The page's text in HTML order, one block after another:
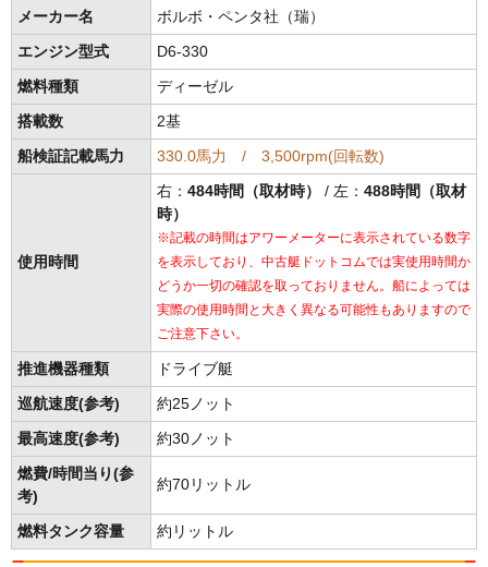
メーカー名 ボルボ・ペンタ社（瑞）
エンジン型式 D6-330
燃料種類 ディーゼル
搭載数 2基
船検証記載馬力 330.0馬力 / 3,500rpm(回転数)
使用時間
右： 484時間（取材時） / 左： 488時間（取材
時）
※記載の時間はアワーメーターに表示されている数字
を表示しており、中古艇ドットコムでは実使用時間か
どうか一切の確認を取っておりません。船によっては
実際の使用時間と大きく異なる可能性もありますので
ご注意下さい。
推進機器種類 ドライブ艇
巡航速度(参考) 約25ノット
最高速度(参考) 約30ノット
燃費/時間当り(参
考)
約70リットル
燃料タンク容量 約リットル